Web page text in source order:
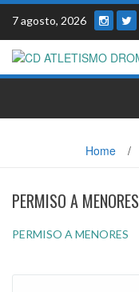
Skip
content
7 agosto, 2026
Home /
PERMISO A MENORES
PERMISO A MENORES